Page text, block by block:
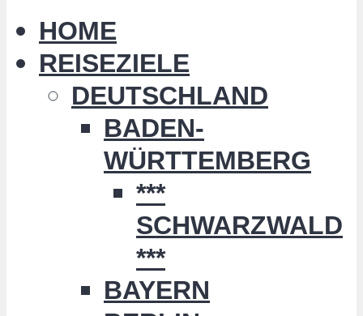
HOME
REISEZIELE
DEUTSCHLAND
BADEN-
WÜRTTEMBERG
***
SCHWARZWALD
***
BAYERN